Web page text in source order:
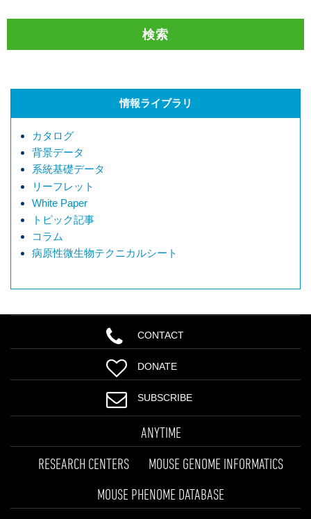
情報ライブラリ
カタログ
背景データ
系統基礎データ
リーフレット
White Paper
トピック記事
コラム
病原性微生物テクニカルシート
CONTACT
DONATE
SUBSCRIBE
ANYTIME
RESEARCH CENTERS
MOUSE GENOME INFORMATICS
MOUSE PHENOME DATABASE